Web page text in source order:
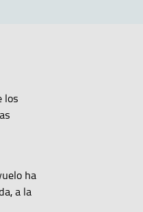
los
ha
a la